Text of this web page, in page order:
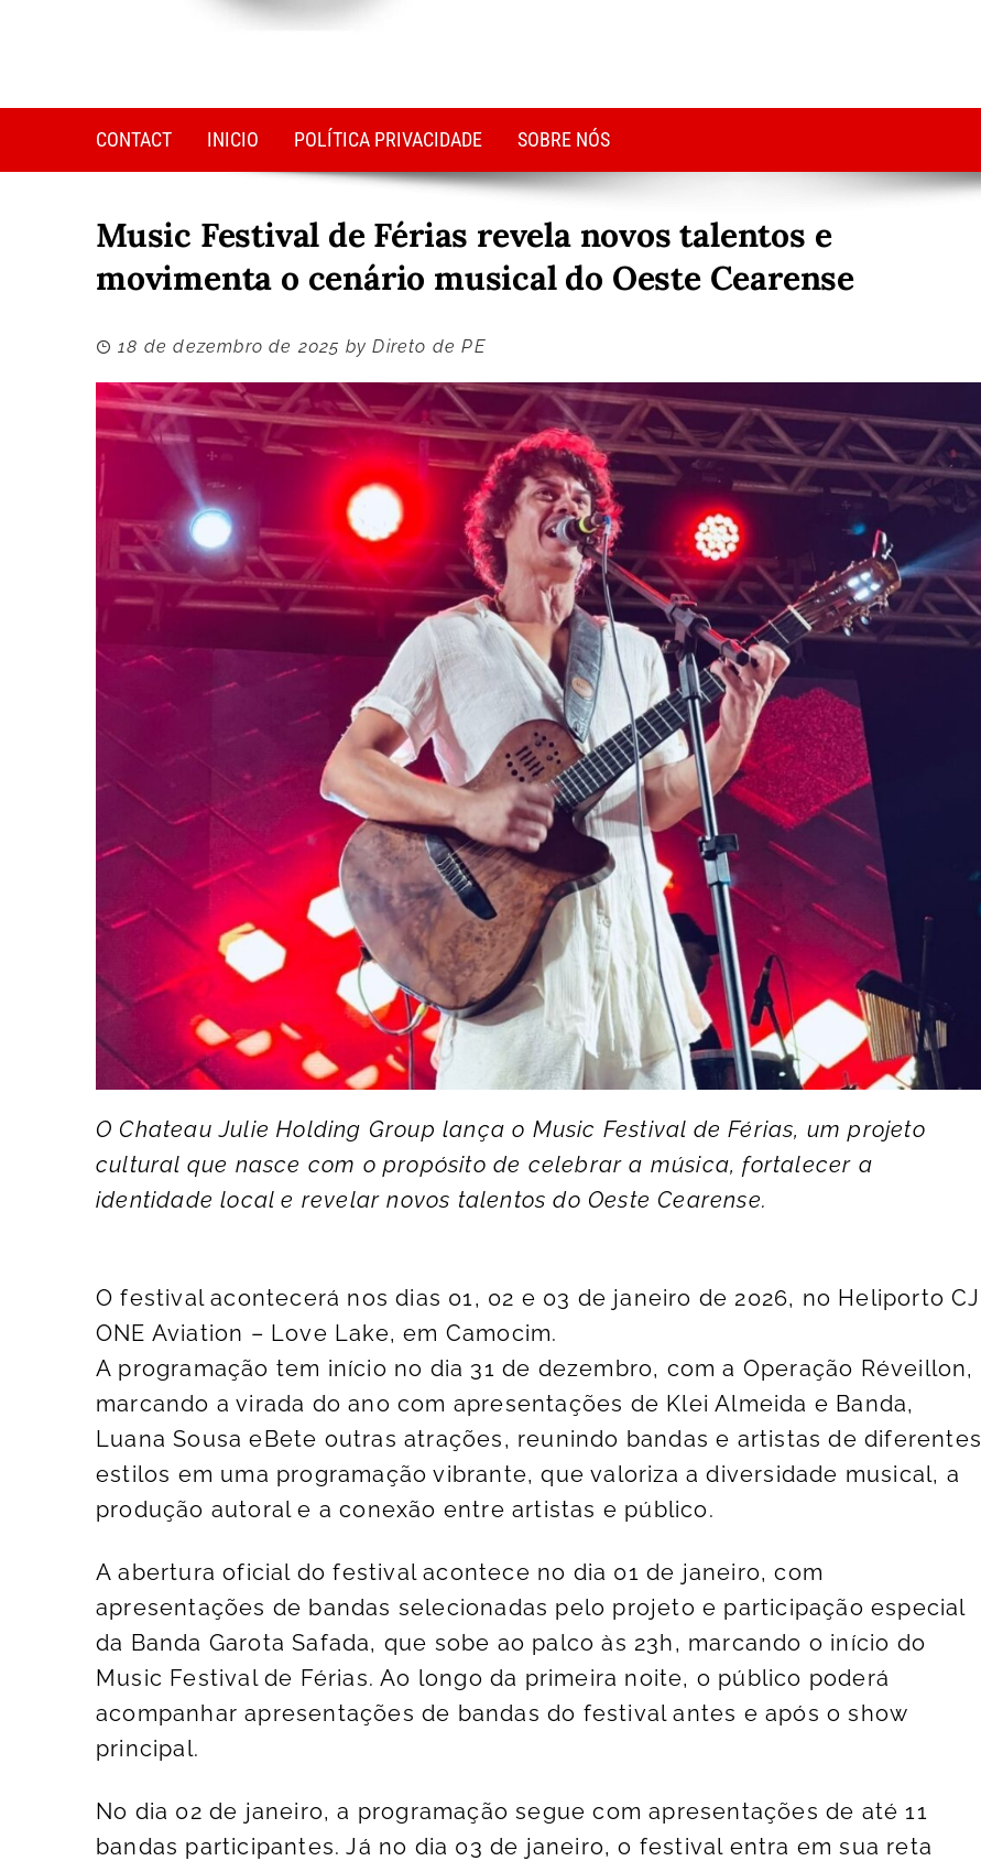
CONTACT INICIO POLÍTICA PRIVACIDADE SOBRE NÓS
Music Festival de Férias revela novos talentos e
movimenta o cenário musical do Oeste Cearense
18 de dezembro de 2025 byDireto de PE
O Chateau Julie Holding Group lança o Music Festival de Férias, um projeto
cultural que nasce com o propósito de celebrar a música, fortalecer a
identidade local e revelar novos talentos do Oeste Cearense.
O festival acontecerá nos dias 01, 02 e 03 de janeiro de 2026, no Heliporto CJ
ONE Aviation – Love Lake, em Camocim.
A programação tem início no dia 31 de dezembro, com a Operação Réveillon,
marcando a virada do ano com apresentações de Klei Almeida e Banda,
Luana Sousa eBete outras atrações, reunindo bandas e artistas de diferentes
estilos em uma programação vibrante, que valoriza a diversidade musical, a
produção autoral e a conexão entre artistas e público.
A abertura oficial do festival acontece no dia 01 de janeiro, com
apresentações de bandas selecionadas pelo projeto e participação especial
da Banda Garota Safada, que sobe ao palco às 23h, marcando o início do
Music Festival de Férias. Ao longo da primeira noite, o público poderá
acompanhar apresentações de bandas do festival antes e após o show
principal.
No dia 02 de janeiro, a programação segue com apresentações de até 11
bandas participantes. Já no dia 03 de janeiro, o festival entra em sua reta